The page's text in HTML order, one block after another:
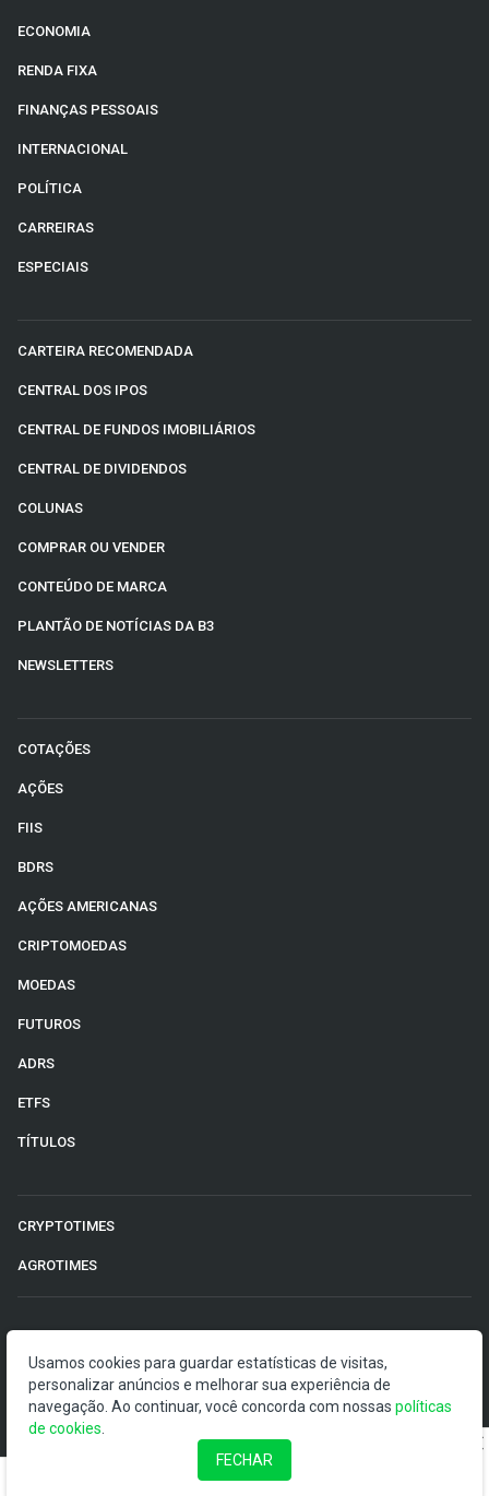
ECONOMIA
RENDA FIXA
FINANÇAS PESSOAIS
INTERNACIONAL
POLÍTICA
CARREIRAS
ESPECIAIS
CARTEIRA RECOMENDADA
CENTRAL DOS IPOS
CENTRAL DE FUNDOS IMOBILIÁRIOS
CENTRAL DE DIVIDENDOS
COLUNAS
COMPRAR OU VENDER
CONTEÚDO DE MARCA
PLANTÃO DE NOTÍCIAS DA B3
NEWSLETTERS
COTAÇÕES
AÇÕES
FIIS
BDRS
AÇÕES AMERICANAS
CRIPTOMOEDAS
MOEDAS
FUTUROS
ADRS
ETFS
TÍTULOS
CRYPTOTIMES
AGROTIMES
O Money Times publica matérias de cunho jornalístico, que
visam a democratização da informação. Nossas
publicações devem ser compreendidas como boletins
anunciadores e divulgadores, e não como uma
Usamos cookies para guardar estatísticas de visitas,
personalizar anúncios e melhorar sua experiência de
navegação. Ao continuar, você concorda com nossas políticas
de cookies
FECHAR